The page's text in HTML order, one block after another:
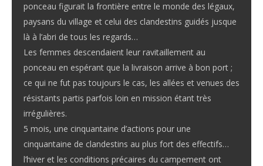
ponceau figurait la frontière entre le monde des légaux,
paysans du village et celui des clandestins guidés jusque
là à l’abri de tous les regards…
Les femmes descendaient leur ravitaillement au
ponceau en espérant que la livraison arrive à bon port ;
ce qui ne fut pas toujours le cas, les allées et venues des
résistants partis parfois loin en mission étant très
irrégulières.
5 mois, une cinquantaine d’actions pour une
cinquantaine de clandestins au plus fort des effectifs…
l’hiver et les conditions précaires du campement ont